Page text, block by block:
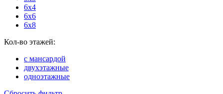
6x4
6x6
6x8
Кол-во этажей:
с мансардой
двухэтажные
одноэтажные